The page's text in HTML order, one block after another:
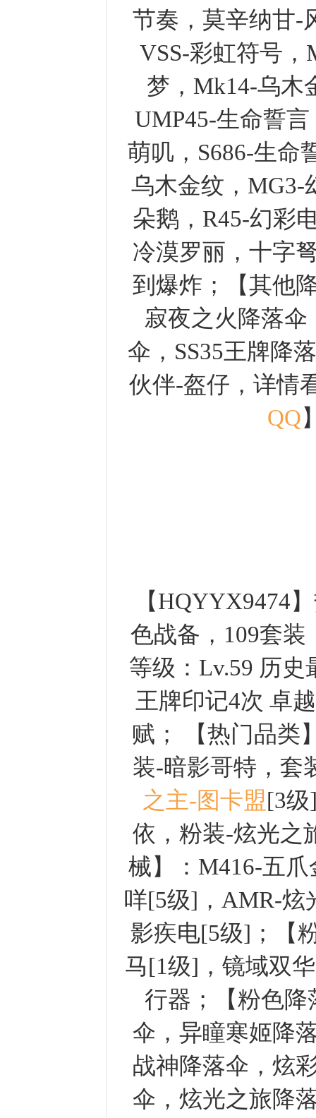
节奏，莫辛纳甘-
VSS-彩虹符号
梦，Mk14-乌木
UMP45-生命誓
萌叽，S686-生命
乌木金纹，MG3-
朵鹅，R45-幻彩
冷漠罗丽，十字
到爆炸；【其他
寂夜之火降落
伞，SS35王牌降
伙伴-盔仔，详情
QQ
【HQYYX9474
色战备，109套装
等级：Lv.59 历
王牌印记4次 卓
赋； 【热门品类
装-暗影哥特，套
之主-图卡盟[3
依，粉装-炫光之
械】：M416-五
咩[5级]，AMR-炫
影疾电[5级]；【
马[1级]，镜域双
行器；【粉色
伞，异瞳寒姬降
战神降落伞，炫
伞，炫光之旅降